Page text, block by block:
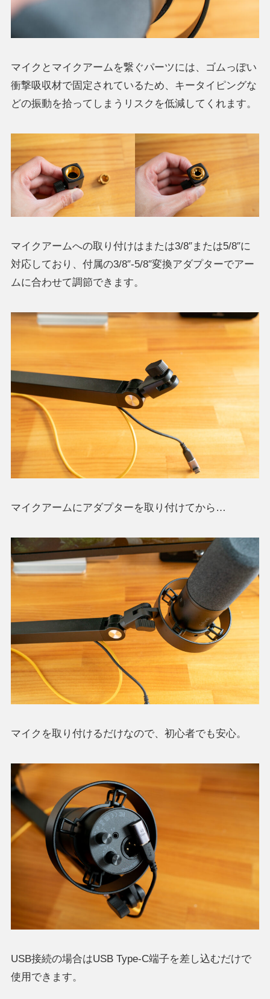
マイクとマイクアームを繋ぐパーツには、ゴムっぽい
衝撃吸収材で固定されているため、キータイピングな
どの振動を拾ってしまうリスクを低減してくれます。
マイクアームへの取り付けはまたは3/8″または5/8″に
対応しており、付属の3/8″-5/8″変換アダプターでアー
ムに合わせて調節できます。
マイクアームにアダプターを取り付けてから…
マイクを取り付けるだけなので、初心者でも安心。
USB接続の場合はUSB Type-C端子を差し込むだけで
使用できます。